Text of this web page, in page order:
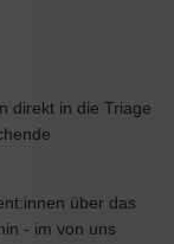
direkt in die Triage
über das
- im von uns